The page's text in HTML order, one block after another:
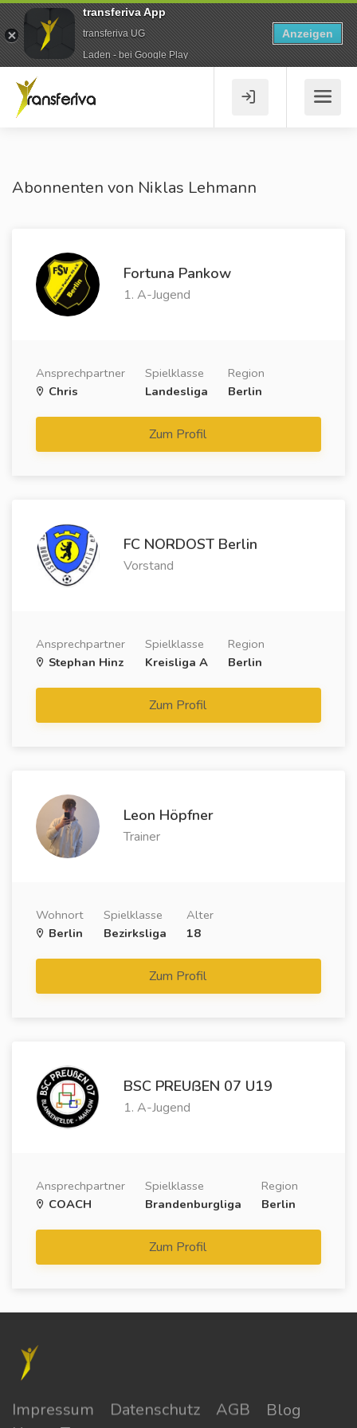
Abonnenten von Niklas Lehmann
Fortuna Pankow
1. A-Jugend
Ansprechpartner
Chris
Spielklasse
Landesliga
Region
Berlin
Zum Profil
FC NORDOST Berlin
Vorstand
Ansprechpartner
Stephan Hinz
Spielklasse
Kreisliga A
Region
Berlin
Zum Profil
Leon Höpfner
Trainer
Wohnort
Berlin
Spielklasse
Bezirksliga
Alter
18
Zum Profil
BSC PREUẞEN 07 U19
1. A-Jugend
Ansprechpartner
COACH
Spielklasse
Brandenburgliga
Region
Berlin
Zum Profil
Impressum Datenschutz AGB
Blog
transferiva App
transferiva UG
Laden - bei Google Play
Anzeigen